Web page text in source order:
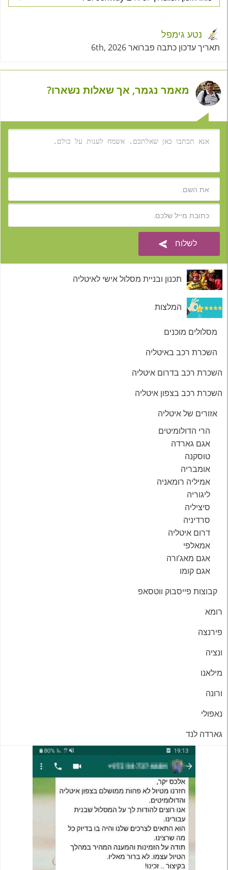
נטע גימפל
תאריך עדכון כתבה פברואר 6th, 2026
מאמר נגמר, אך שאלות נשארו?
תכנון ובניית מסלול אישי לאיטליה
המלצות
מסלולים מוכנים
השכרת רכב באיטליה
השכרת רכב בדרום איטליה
השכרת רכב בצפון איטליה
אזורים של איטליה
הרי הדולומיטים
אגם גארדה
טוסקנה
אומבריה
אמיליה רומאניה
ליגוריה
סיציליה
סרדיניה
דרום איטליה
אמאלפי
אגם מאג’ורה
אגם קומו
קבוצות פייסבוק ווטסאפ
רומא
פירנצה
ונציה
מילאנו
ורונה
נאפולי
גארדה לנד